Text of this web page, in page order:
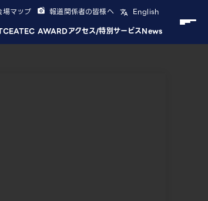
CEATEC AWARDアクセス/特別サービスNews
場マップ 報道関係者の皆様へ English